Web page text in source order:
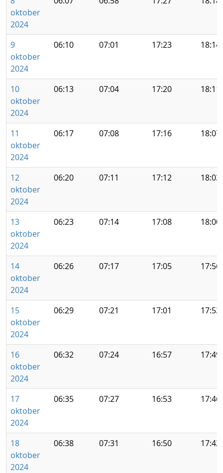
oktober
2024
9
oktober
2024
06:10 07:01 17:23 18:14
10
oktober
2024
06:13 07:04 17:20 18:11
11
oktober
2024
06:17 07:08 17:16 18:07
12
oktober
2024
06:20 07:11 17:12 18:03
13
oktober
2024
06:23 07:14 17:08 18:00
14
oktober
2024
06:26 07:17 17:05 17:56
15
oktober
2024
06:29 07:21 17:01 17:53
16
oktober
2024
06:32 07:24 16:57 17:49
17
oktober
2024
06:35 07:27 16:53 17:46
18
oktober
2024
06:38 07:31 16:50 17:42